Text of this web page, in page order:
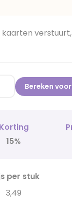
Bereken
Korting
15%
per stuk
3,49